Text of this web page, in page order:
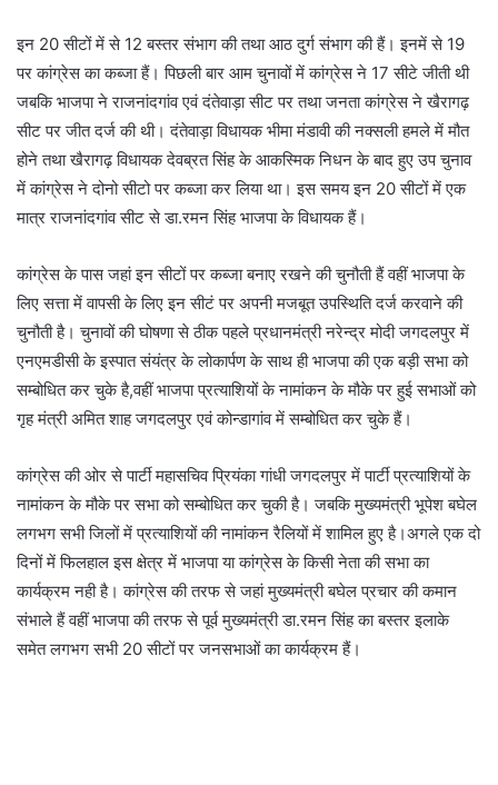
इन 20 सीटों में से 12 बस्तर संभाग की तथा आठ दुर्ग संभाग की हैं। इनमें से 19
पर कांग्रेस का कब्जा हैं। पिछली बार आम चुनावों में कांग्रेस ने 17 सीटे जीती थी
जबकि भाजपा ने राजनांदगांव एवं दंतेवाड़ा सीट पर तथा जनता कांग्रेस ने खैरागढ़
सीट पर जीत दर्ज की थी। दंतेवाड़ा विधायक भीमा मंडावी की नक्सली हमले में मौत
होने तथा खैरागढ़ विधायक देवब्रत सिंह के आकस्मिक निधन के बाद हुए उप चुनाव
में कांग्रेस ने दोनो सीटो पर कब्जा कर लिया था। इस समय इन 20 सीटों में एक
मात्र राजनांदगांव सीट से डा.रमन सिंह भाजपा के विधायक हैं।
कांग्रेस के पास जहां इन सीटों पर कब्जा बनाए रखने की चुनौती हैं वहीं भाजपा के
लिए सत्ता में वापसी के लिए इन सीटं पर अपनी मजबूत उपस्थिति दर्ज करवाने की
चुनौती है। चुनावों की घोषणा से ठीक पहले प्रधानमंत्री नरेन्द्र मोदी जगदलपुर में
एनएमडीसी के इस्पात संयंत्र के लोकार्पण के साथ ही भाजपा की एक बड़ी सभा को
सम्बोधित कर चुके है,वहीं भाजपा प्रत्याशियों के नामांकन के मौके पर हुई सभाओं को
गृह मंत्री अमित शाह जगदलपुर एवं कोन्डागांव में सम्बोधित कर चुके हैं।
कांग्रेस की ओर से पार्टी महासचिव प्रियंका गांधी जगदलपुर में पार्टी प्रत्याशियों के
नामांकन के मौके पर सभा को सम्बोधित कर चुकी है। जबकि मुख्यमंत्री भूपेश बघेल
लगभग सभी जिलों में प्रत्याशियों की नामांकन रैलियों में शामिल हुए है।अगले एक दो
दिनों में फिलहाल इस क्षेत्र में भाजपा या कांग्रेस के किसी नेता की सभा का
कार्यक्रम नही है। कांग्रेस की तरफ से जहां मुख्यमंत्री बघेल प्रचार की कमान
संभाले हैं वहीं भाजपा की तरफ से पूर्व मुख्यमंत्री डा.रमन सिंह का बस्तर इलाके
समेत लगभग सभी 20 सीटों पर जनसभाओं का कार्यक्रम हैं।